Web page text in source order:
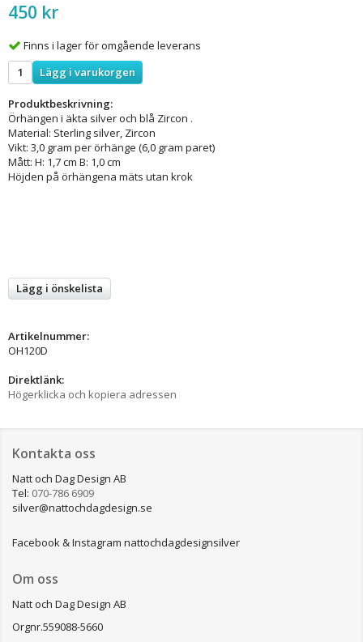
450 kr
Finns i lager för omgående leverans
Lägg i varukorgen
Produktbeskrivning:
Örhängen i äkta silver och blå Zircon .
Material: Sterling silver, Zircon
Vikt: 3,0 gram per örhänge (6,0 gram paret)
Mått: H: 1,7 cm B: 1,0 cm
Höjden på örhängena mäts utan krok
Lägg i önskelista
Artikelnummer:
OH120D
Direktlänk:
Högerklicka och kopiera adressen
Kontakta oss
Natt och Dag Design AB
Tel: 070-786 6909
silver@nattochdagdesign.se
Facebook & Instagram nattochdagdesignsilver
Om oss
Natt och Dag Design AB
Orgnr.559088-5660